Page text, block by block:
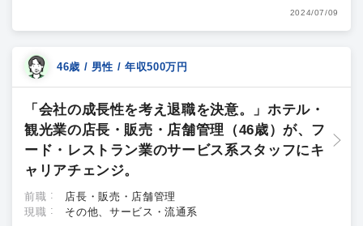
2024/07/09
46歳 / 男性 / 年収500万円
「会社の成長性を考え退職を決意。」ホテル・
観光業の店長・販売・店舗管理（46歳）が、フ
ード・レストラン業のサービス系スタッフにキ
ャリアチェンジ。
前職
店長・販売・店舗管理
現職
その他、サービス・流通系